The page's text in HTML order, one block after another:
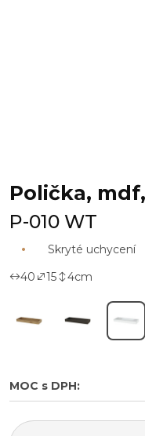
Polička,
P-010 WT
Skryté uchycení
40
15 4cm
MOC s DPH: